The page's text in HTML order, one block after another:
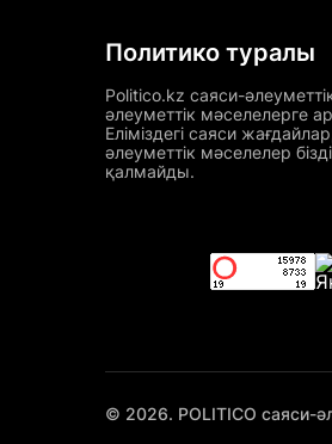
Политико туралы
Politico.kz саяси-
әлеуметтік мәселелерге
Еліміздегі саяси
әлеуметтік мәселелер
қалмайды.
© 2026. POLITICO саяси-